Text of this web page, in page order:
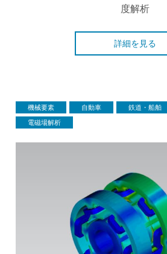
度解析
詳細を見る
機械要素 自動車 鉄道・船舶
電磁場解析